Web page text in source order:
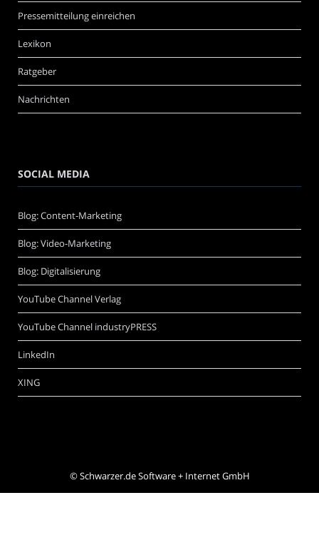
Pressemitteilung einreichen
Lexikon
Ratgeber
Nachrichten
SOCIAL MEDIA
Blog: Content-Marketing
Blog: Video-Marketing
Blog: Digitalisierung
YouTube Channel Verlag
YouTube Channel industryPRESS
LinkedIn
XING
©Schwarzer.de Software + Internet GmbH